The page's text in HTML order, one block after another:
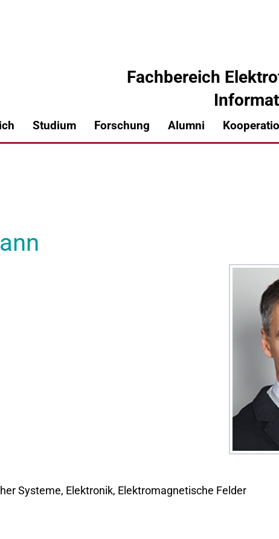
Fachbereich
Studium Forschung Alumni
Systeme, Elektronik, Elektromagnetische Felder